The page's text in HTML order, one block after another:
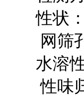
性状：
网筛孔
水溶性
性味归